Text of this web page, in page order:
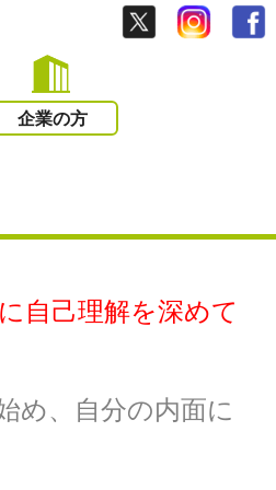
企業の方
自己理解を深めて
め、自分の内面に